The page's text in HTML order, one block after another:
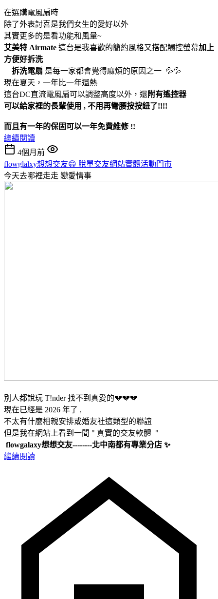
在選購電風扇時
除了外表討喜是我們女生的愛好以外
其實更多的是看功能和風量~
艾美特 Airmate 這台是我喜歡的簡約風格又搭配觸控螢幕加上
方便好拆洗
拆洗電扇 是每一家都會覺得麻煩的原因之一 💦💦
現在夏天，一年比一年還熱
這台DC直流電風扇可以調整高度以外，還附有遙控器
可以給家裡的長輩使用 , 不用再彎腰按按鈕了!!!!
而且有一年的保固可以一年免費維修 !!
繼續閱讀
4個月前
flowglalxy想想交友😄 脫單交友網站實體活動門市
今天去哪裡走走 戀愛情事
別人都說玩 T!nder 找不到真愛的💔💔💔
現在已經是 2026 年了 ,
不太有什麼相親安排或婚友社這類型的聯誼
但是我在網站上看到一間 " 真實的交友軟體 "
flowgalaxy想想交友--------北中南都有專業分店 ✨
繼續閱讀